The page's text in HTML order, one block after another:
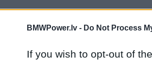
BMWPower.lv - Do Not Process
If you wish to opt-out of